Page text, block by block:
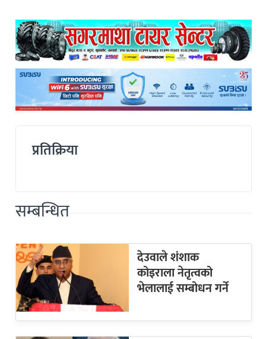
प्रतिक्रिया
सम्बन्धित
देउवाले शंशाक
कोइराला नेतृत्वको
भेलालाई सम्बोधन गर्ने